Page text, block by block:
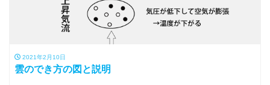
2021年2月10日
雲のでき方の図と説明